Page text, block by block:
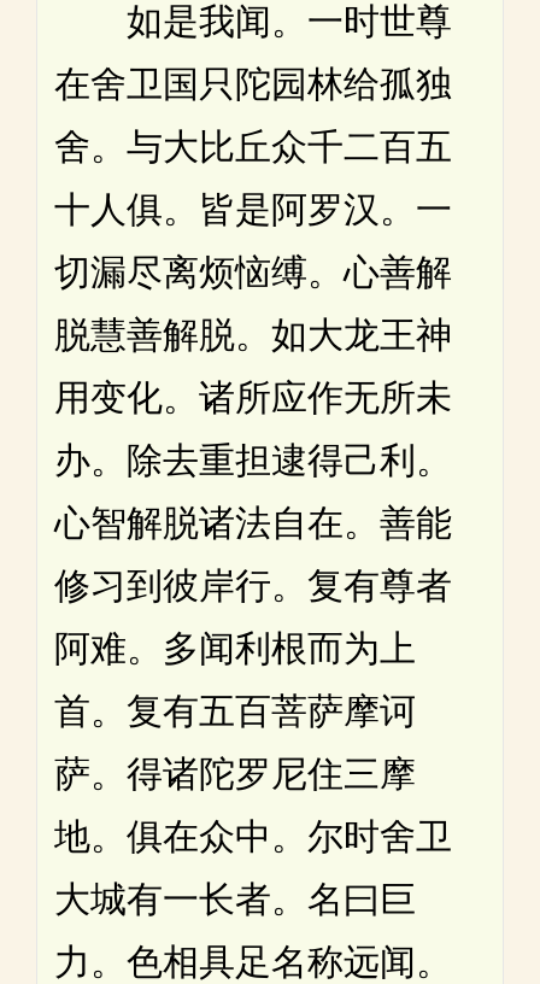
如是我闻。一时世尊
在舍卫国只陀园林给孤独
舍。与大比丘众千二百五
十人俱。皆是阿罗汉。一
切漏尽离烦恼缚。心善解
脱慧善解脱。如大龙王神
用变化。诸所应作无所未
办。除去重担逮得己利。
心智解脱诸法自在。善能
修习到彼岸行。复有尊者
阿难。多闻利根而为上
首。复有五百菩萨摩诃
萨。得诸陀罗尼住三摩
地。俱在众中。尔时舍卫
大城有一长者。名曰巨
力。色相具足名称远闻。